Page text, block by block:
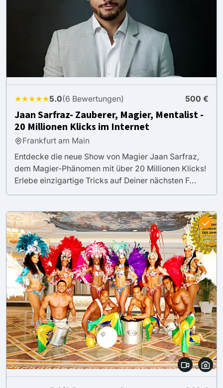
★★★★★5.0(6 Bewertungen) 500 €
Jaan Sarfraz- Zauberer, Magier, Mentalist -
20 Millionen Klicks im Internet
Frankfurt am Main
Entdecke die neue Show von Magier Jaan Sarfraz,
dem Magier-Phänomen mit über 20 Millionen Klicks!
Erlebe einzigartige Tricks auf Deiner nächsten F...